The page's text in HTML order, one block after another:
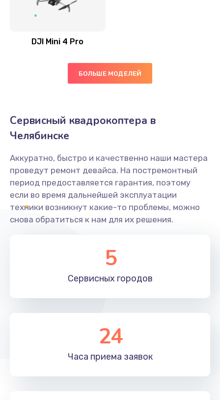
DJI Mini 4 Pro
БОЛЬШЕ МОДЕЛЕЙ
Сервисный квадрокоптера в
Челябинске
Аккуратно, быстро и качественно наши мастера
проведут ремонт девайса. На постремонтный
период предоставляется гарантия, поэтому
если во время дальнейшей эксплуатации
техники возникнут какие-то проблемы, можно
снова обратиться к нам для их решения.
5
Сервисных городов
24
Часа приема заявок